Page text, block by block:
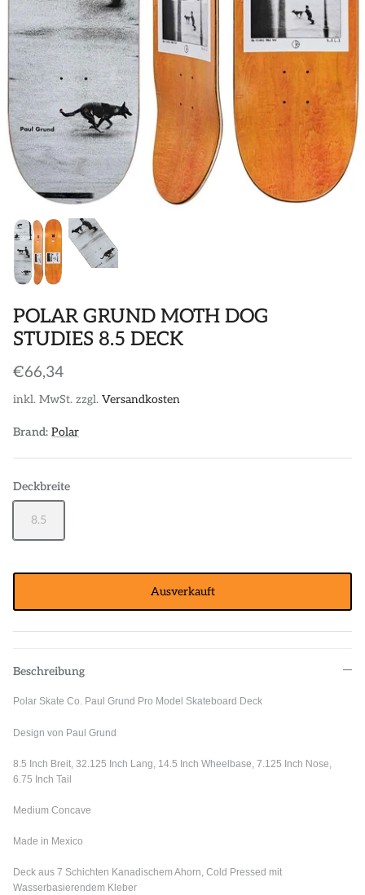
POLOS
STICKER
DIVERSE ACCESSORIES
POLAR GRUND MOTH DOG
STUDIES 8.5 DECK
€66,34
inkl. MwSt. zzgl. Versandkosten
Brand: Polar
Deckbreite
8.5
Ausverkauft
Beschreibung
Polar Skate Co. Paul Grund Pro Model Skateboard Deck
Design von Paul Grund
8.5 Inch Breit, 32.125 Inch Lang, 14.5 Inch Wheelbase, 7.125 Inch Nose,
6.75 Inch Tail
Medium Concave
Made in Mexico
Deck aus 7 Schichten Kanadischem Ahorn, Cold Pressed mit
Wasserbasierendem Kleber